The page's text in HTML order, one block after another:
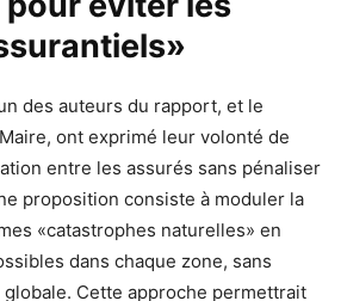
des auteurs du rapport, et le
ont exprimé leur volonté de
entre les assurés sans pénaliser
proposition consiste à moduler la
«catastrophes naturelles» en
dans chaque zone, sans
globale. Cette approche permettrait